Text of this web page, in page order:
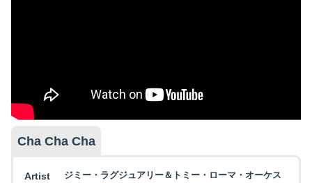
Cha Cha Cha
Artist
ジミー・ラグジュアリー＆トミー・ローマ・オーケス